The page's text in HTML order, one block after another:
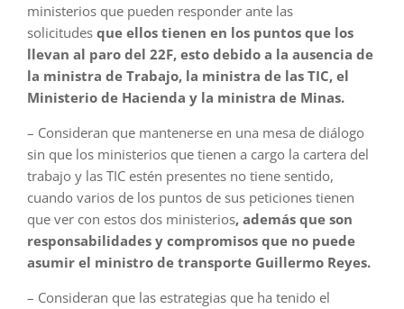
ministerios que pueden responder ante las
solicitudes que ellos tienen en los puntos que los
llevan al paro del 22F, esto debido a la ausencia de
la ministra de Trabajo, la ministra de las TIC, el
Ministerio de Hacienda y la ministra de Minas.
– Consideran que mantenerse en una mesa de diálogo
sin que los ministerios que tienen a cargo la cartera del
trabajo y las TIC estén presentes no tiene sentido,
cuando varios de los puntos de sus peticiones tienen
que ver con estos dos ministerios, además que son
responsabilidades y compromisos que no puede
asumir el ministro de transporte Guillermo Reyes.
– Consideran que las estrategias que ha tenido el